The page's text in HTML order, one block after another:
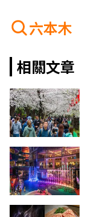
六本木
相關文章